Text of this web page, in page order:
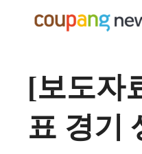
[보도자
표 경기